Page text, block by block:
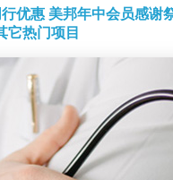
优惠 美邦年中会员感谢
它热门项目